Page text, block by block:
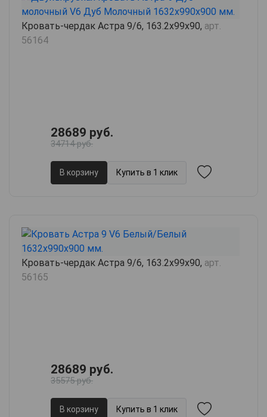
Кровать-чердак Астра 9/6, 163.2х99х90, арт.
56164
28689 руб.
34714 руб.
В корзину Купить в 1 клик
Кровать-чердак Астра 9/6, 163.2х99х90, арт.
56165
28689 руб.
35575 руб.
В корзину Купить в 1 клик